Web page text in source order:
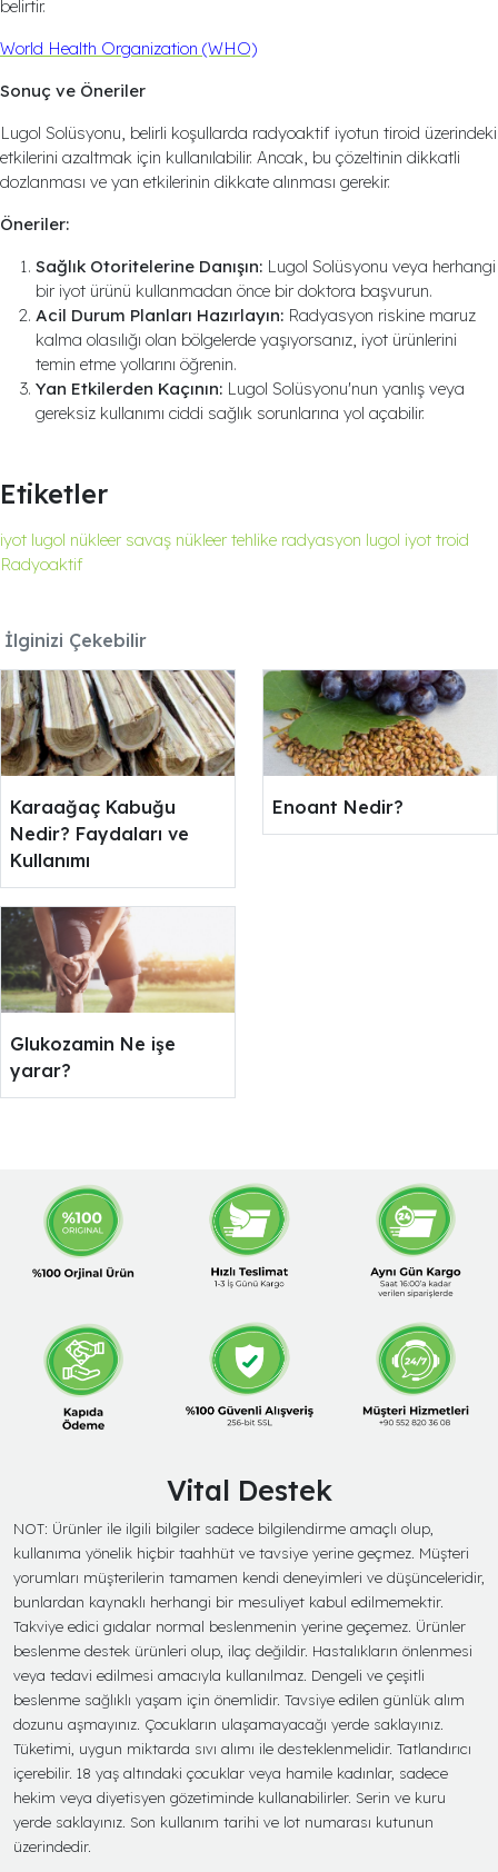
belirtir.
World Health Organization (WHO)
Sonuç ve Öneriler
Lugol Solüsyonu, belirli koşullarda radyoaktif iyotun tiroid üzerindeki
etkilerini azaltmak için kullanılabilir. Ancak, bu çözeltinin dikkatli
dozlanması ve yan etkilerinin dikkate alınması gerekir.
Öneriler:
Sağlık Otoritelerine Danışın: Lugol Solüsyonu veya herhangi
bir iyot ürünü kullanmadan önce bir doktora başvurun.
Acil Durum Planları Hazırlayın: Radyasyon riskine maruz
kalma olasılığı olan bölgelerde yaşıyorsanız, iyot ürünlerini
temin etme yollarını öğrenin.
Yan Etkilerden Kaçının: Lugol Solüsyonu'nun yanlış veya
gereksiz kullanımı ciddi sağlık sorunlarına yol açabilir.
Etiketler
iyot lugol nükleer savaş nükleer tehlike radyasyon lugol iyot troid
Radyoaktif
İlginizi Çekebilir
Karaağaç Kabuğu
Nedir? Faydaları ve
Kullanımı
Enoant Nedir?
Glukozamin Ne işe
yarar?
Vital Destek
NOT: Ürünler ile ilgili bilgiler sadece bilgilendirme amaçlı olup,
kullanıma yönelik hiçbir taahhüt ve tavsiye yerine geçmez. Müşteri
yorumları müşterilerin tamamen kendi deneyimleri ve düşünceleridir,
bunlardan kaynaklı herhangi bir mesuliyet kabul edilmemektir.
Takviye edici gıdalar normal beslenmenin yerine geçemez. Ürünler
beslenme destek ürünleri olup, ilaç değildir. Hastalıkların önlenmesi
veya tedavi edilmesi amacıyla kullanılmaz. Dengeli ve çeşitli
beslenme sağlıklı yaşam için önemlidir. Tavsiye edilen günlük alım
dozunu aşmayınız. Çocukların ulaşamayacağı yerde saklayınız.
Tüketimi, uygun miktarda sıvı alımı ile desteklenmelidir. Tatlandırıcı
içerebilir. 18 yaş altındaki çocuklar veya hamile kadınlar, sadece
hekim veya diyetisyen gözetiminde kullanabilirler. Serin ve kuru
yerde saklayınız. Son kullanım tarihi ve lot numarası kutunun
üzerindedir.